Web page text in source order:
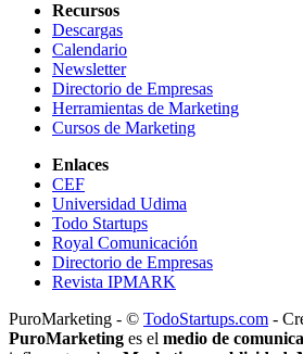
Recursos
Descargas
Calendario
Newsletter
Directorio de Empresas
Herramientas de Marketing
Cursos de Marketing
Enlaces
CEF
Universidad Udima
Todo Startups
Royal Comunicación
Directorio de Empresas
Revista IPMARK
PuroMarketing - © TodoStartups.com -
PuroMarketing es el medio de